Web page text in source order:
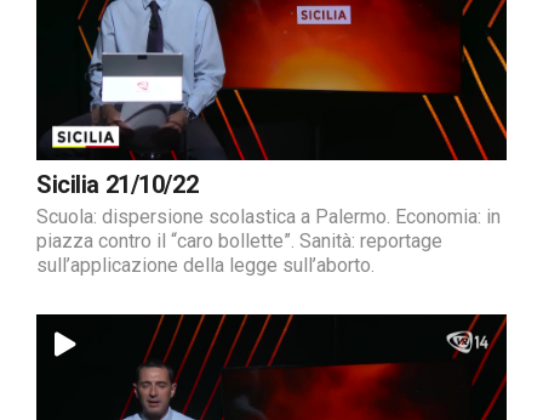
Sicilia 21/10/22
Scuola: dispersione scolastica a Palermo. Economia: in
piazza contro il “caro bollette”. Sanità: reportage
sull’applicazione della legge sull’aborto.